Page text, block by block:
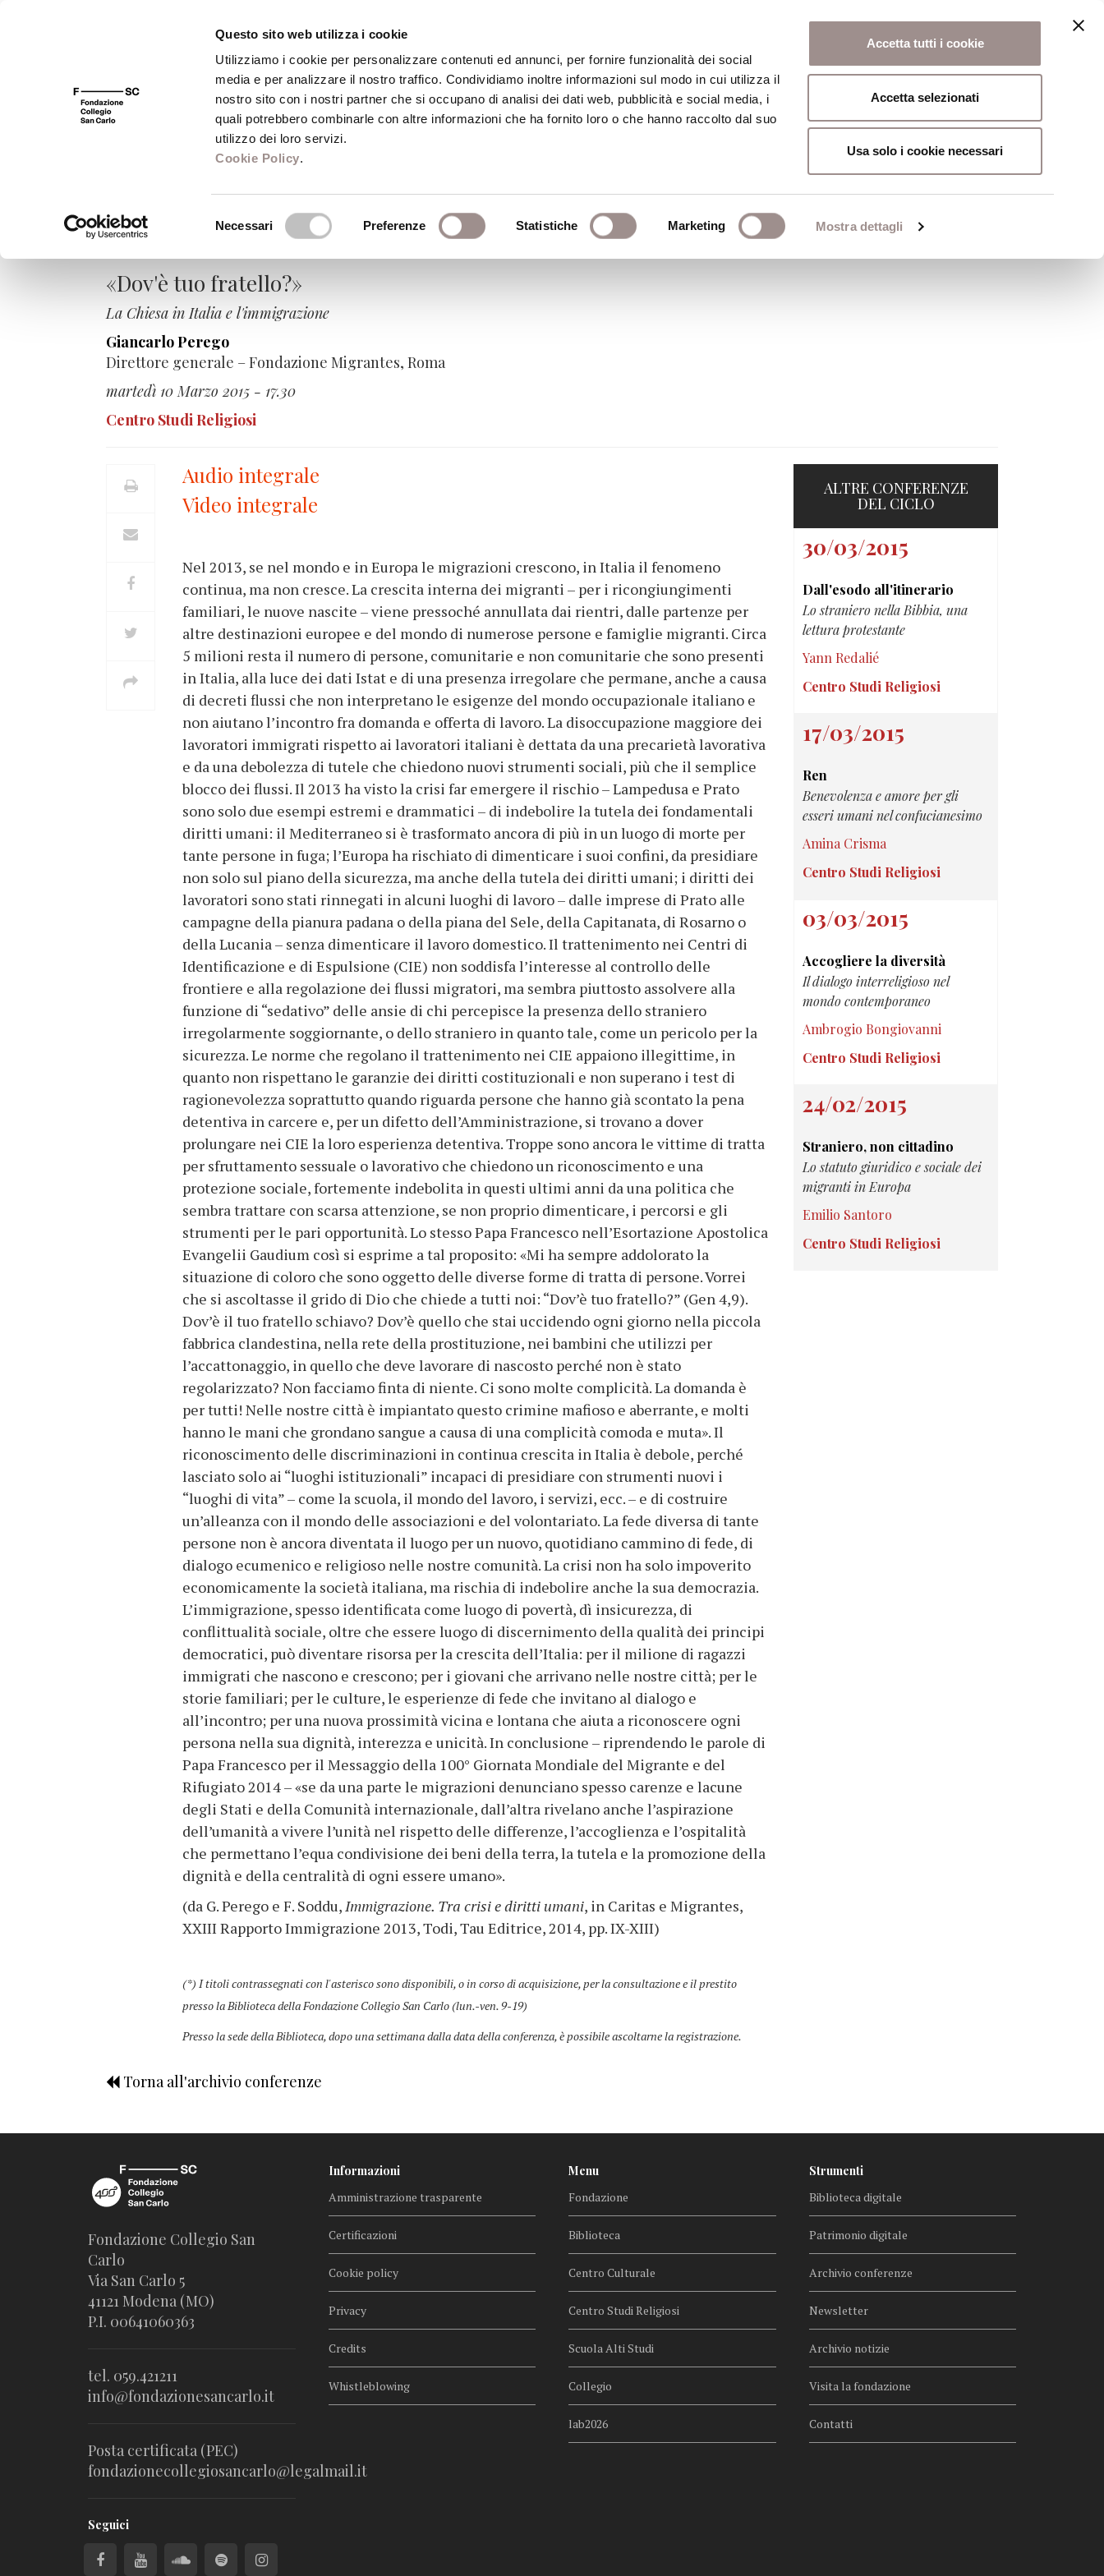
Questo sito web utilizza i cookie
Utilizziamo i cookie per personalizzare contenuti ed annunci, per fornire funzionalità dei social
media e per analizzare il nostro traffico. Condividiamo inoltre informazioni sul modo in cui utilizza il
nostro sito con i nostri partner che si occupano di analisi dei dati web, pubblicità e social media, i
quali potrebbero combinarle con altre informazioni che ha fornito loro o che hanno raccolto dal suo
utilizzo dei loro servizi.
Cookie Policy.
Necessari Preferenze Statistiche Marketing Mostra dettagli
Accetta tutti i cookie
Accetta selezionati
Usa solo i cookie necessari
FSC 400 Fondazione Biblioteca Centro Culturale Centro Studi Religiosi Scuola Alti Studi
Ospite. Le relazioni con l'alterità nelle tradizioni religiose
Le frontiere dell'Europa
«Dov'è tuo fratello?»
La Chiesa in Italia e l'immigrazione
Giancarlo Perego
Direttore generale – Fondazione Migrantes, Roma
martedì 10 Marzo 2015 - 17.30
Centro Studi Religiosi
Audio integrale
Video integrale
Nel 2013, se nel mondo e in Europa le migrazioni crescono, in Italia il fenomeno
continua, ma non cresce. La crescita interna dei migranti – per i ricongiungimenti
familiari, le nuove nascite – viene pressoché annullata dai rientri, dalle partenze per
altre destinazioni europee e del mondo di numerose persone e famiglie migranti. Circa
5 milioni resta il numero di persone, comunitarie e non comunitarie che sono presenti
in Italia, alla luce dei dati Istat e di una presenza irregolare che permane, anche a causa
di decreti flussi che non interpretano le esigenze del mondo occupazionale italiano e
non aiutano l’incontro fra domanda e offerta di lavoro. La disoccupazione maggiore dei
lavoratori immigrati rispetto ai lavoratori italiani è dettata da una precarietà lavorativa
e da una debolezza di tutele che chiedono nuovi strumenti sociali, più che il semplice
blocco dei flussi. Il 2013 ha visto la crisi far emergere il rischio – Lampedusa e Prato
sono solo due esempi estremi e drammatici – di indebolire la tutela dei fondamentali
diritti umani: il Mediterraneo si è trasformato ancora di più in un luogo di morte per
tante persone in fuga; l’Europa ha rischiato di dimenticare i suoi confini, da presidiare
non solo sul piano della sicurezza, ma anche della tutela dei diritti umani; i diritti dei
lavoratori sono stati rinnegati in alcuni luoghi di lavoro – dalle imprese di Prato alle
campagne della pianura padana o della piana del Sele, della Capitanata, di Rosarno o
della Lucania – senza dimenticare il lavoro domestico. Il trattenimento nei Centri di
Identificazione e di Espulsione (CIE) non soddisfa l’interesse al controllo delle
frontiere e alla regolazione dei flussi migratori, ma sembra piuttosto assolvere alla
funzione di “sedativo” delle ansie di chi percepisce la presenza dello straniero
irregolarmente soggiornante, o dello straniero in quanto tale, come un pericolo per la
sicurezza. Le norme che regolano il trattenimento nei CIE appaiono illegittime, in
quanto non rispettano le garanzie dei diritti costituzionali e non superano i test di
ragionevolezza soprattutto quando riguarda persone che hanno già scontato la pena
detentiva in carcere e, per un difetto dell’Amministrazione, si trovano a dover
prolungare nei CIE la loro esperienza detentiva. Troppe sono ancora le vittime di tratta
per sfruttamento sessuale o lavorativo che chiedono un riconoscimento e una
protezione sociale, fortemente indebolita in questi ultimi anni da una politica che
sembra trattare con scarsa attenzione, se non proprio dimenticare, i percorsi e gli
strumenti per le pari opportunità. Lo stesso Papa Francesco nell’Esortazione Apostolica
Evangelii Gaudium così si esprime a tal proposito: «Mi ha sempre addolorato la
situazione di coloro che sono oggetto delle diverse forme di tratta di persone. Vorrei
che si ascoltasse il grido di Dio che chiede a tutti noi: “Dov’è tuo fratello?” (Gen 4,9).
Dov’è il tuo fratello schiavo? Dov’è quello che stai uccidendo ogni giorno nella piccola
fabbrica clandestina, nella rete della prostituzione, nei bambini che utilizzi per
l’accattonaggio, in quello che deve lavorare di nascosto perché non è stato
regolarizzato? Non facciamo finta di niente. Ci sono molte complicità. La domanda è
per tutti! Nelle nostre città è impiantato questo crimine mafioso e aberrante, e molti
hanno le mani che grondano sangue a causa di una complicità comoda e muta». Il
riconoscimento delle discriminazioni in continua crescita in Italia è debole, perché
lasciato solo ai “luoghi istituzionali” incapaci di presidiare con strumenti nuovi i
“luoghi di vita” – come la scuola, il mondo del lavoro, i servizi, ecc. – e di costruire
un’alleanza con il mondo delle associazioni e del volontariato. La fede diversa di tante
persone non è ancora diventata il luogo per un nuovo, quotidiano cammino di fede, di
dialogo ecumenico e religioso nelle nostre comunità. La crisi non ha solo impoverito
economicamente la società italiana, ma rischia di indebolire anche la sua democrazia.
L’immigrazione, spesso identificata come luogo di povertà, dì insicurezza, di
conflittualità sociale, oltre che essere luogo di discernimento della qualità dei principi
democratici, può diventare risorsa per la crescita dell’Italia: per il milione di ragazzi
immigrati che nascono e crescono; per i giovani che arrivano nelle nostre città; per le
storie familiari; per le culture, le esperienze di fede che invitano al dialogo e
all’incontro; per una nuova prossimità vicina e lontana che aiuta a riconoscere ogni
persona nella sua dignità, interezza e unicità. In conclusione – riprendendo le parole di
Papa Francesco per il Messaggio della 100° Giornata Mondiale del Migrante e del
Rifugiato 2014 – «se da una parte le migrazioni denunciano spesso carenze e lacune
degli Stati e della Comunità internazionale, dall’altra rivelano anche l’aspirazione
dell’umanità a vivere l’unità nel rispetto delle differenze, l’accoglienza e l’ospitalità
che permettano l’equa condivisione dei beni della terra, la tutela e la promozione della
dignità e della centralità di ogni essere umano».
(da G. Perego e F. Soddu,Immigrazione. Tra crisi e diritti umani, in Caritas e Migrantes,
XXIII Rapporto Immigrazione 2013, Todi, Tau Editrice, 2014, pp. IX-XIII)
(*) I titoli contrassegnati con l'asterisco sono disponibili, o in corso di acquisizione, per la consultazione e il prestito
presso la Biblioteca della Fondazione Collegio San Carlo (lun.-ven. 9-19)
Presso la sede della Biblioteca, dopo una settimana dalla data della conferenza, è possibile ascoltarne la registrazione.
ALTRE CONFERENZE
DEL CICLO
30/03/2015
Dall'esodo all'itinerario
Lo straniero nella Bibbia, una
lettura protestante
Yann Redalié
Centro Studi Religiosi
17/03/2015
Ren
Benevolenza e amore per gli
esseri umani nel confucianesimo
Amina Crisma
Centro Studi Religiosi
03/03/2015
Accogliere la diversità
Il dialogo interreligioso nel
mondo contemporaneo
Ambrogio Bongiovanni
Centro Studi Religiosi
24/02/2015
Straniero, non cittadino
Lo statuto giuridico e sociale dei
migranti in Europa
Emilio Santoro
Centro Studi Religiosi
Torna all'archivio conferenze
Fondazione Collegio San
Carlo
Via San Carlo 5
41121 Modena (MO)
P.I. 00641060363
tel. 059.421211
info@fondazionesancarlo.it
Posta certificata (PEC)
fondazionecollegiosancarlo@legalmail.it
Seguici
Informazioni
Amministrazione trasparente
Certificazioni
Cookie policy
Privacy
Credits
Whistleblowing
Menu
Fondazione
Biblioteca
Centro Culturale
Centro Studi Religiosi
Scuola Alti Studi
Collegio
lab2026
Strumenti
Biblioteca digitale
Patrimonio digitale
Archivio conferenze
Newsletter
Archivio notizie
Visita la fondazione
Contatti